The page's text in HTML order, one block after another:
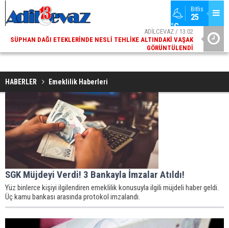
Bitlis
25
°C
ADİLCEVAZ / 13:02
SÜPHAN DAĞI ETEKLERINDE NESLI TEHLIKE ALTINDAKI VAŞAK
GÖRÜNTÜLENDI
HABERLER Emeklilik Haberleri
SGK Müjdeyi Verdi! 3 Bankayla İmzalar Atıldı!
Yüz binlerce kişiyi ilgilendiren emeklilik konusuyla ilgili müjdeli haber geldi.
Üç kamu bankası arasında protokol imzalandı.